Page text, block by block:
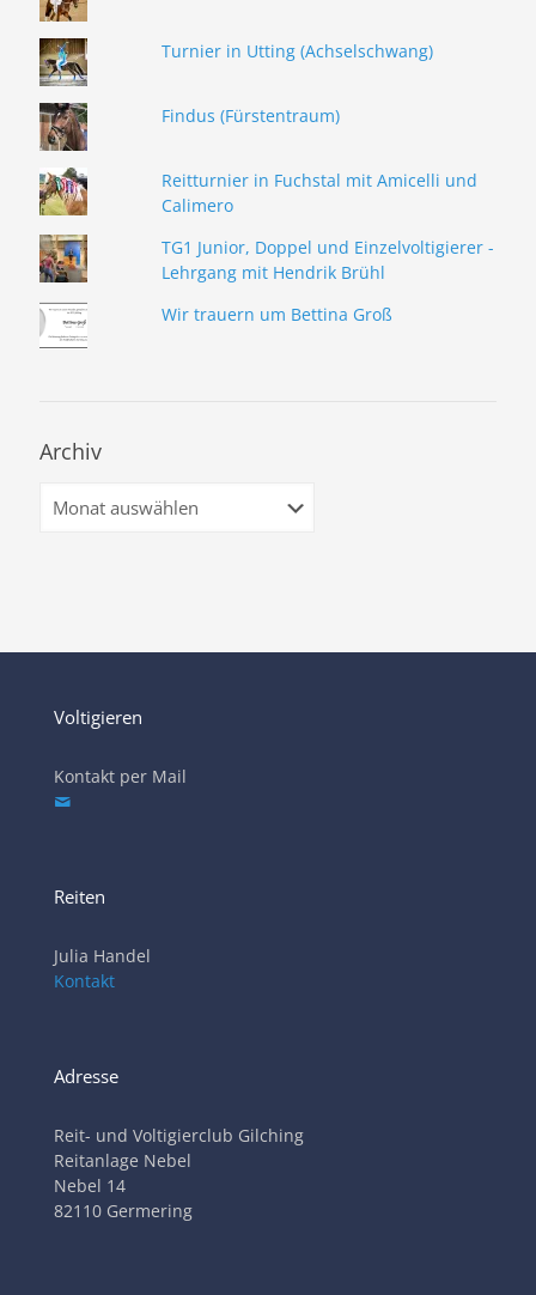
Turnier in Utting (Achselschwang)
Findus (Fürstentraum)
Reitturnier in Fuchstal mit Amicelli und
Calimero
TG1 Junior, Doppel und Einzelvoltigierer -
Lehrgang mit Hendrik Brühl
Wir trauern um Bettina Groß
Archiv
Voltigieren
Kontakt per Mail
Reiten
Julia Handel
Kontakt
Adresse
Reit- und Voltigierclub Gilching
Reitanlage Nebel
Nebel 14
82110 Germering